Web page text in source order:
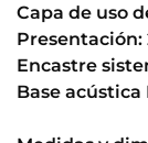
Capa de uso
Presentación:
Encastre
Base acústica